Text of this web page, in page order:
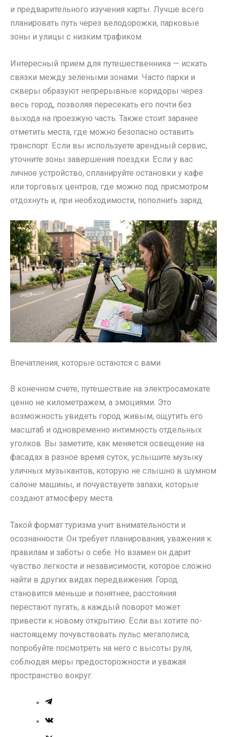
и предварительного изучения карты. Лучше всего
планировать путь через велодорожки, парковые
зоны и улицы с низким трафиком.
Интересный прием для путешественника — искать
связки между зелеными зонами. Часто парки и
скверы образуют непрерывные коридоры через
весь город, позволяя пересекать его почти без
выхода на проезжую часть. Также стоит заранее
отметить места, где можно безопасно оставить
транспорт. Если вы используете арендный сервис,
уточните зоны завершения поездки. Если у вас
личное устройство, спланируйте остановки у кафе
или торговых центров, где можно под присмотром
отдохнуть и, при необходимости, пополнить заряд.
Впечатления, которые остаются с вами
В конечном счете, путешествие на электросамокате
ценно не километражем, а эмоциями. Это
возможность увидеть город живым, ощутить его
масштаб и одновременно интимность отдельных
уголков. Вы заметите, как меняется освещение на
фасадах в разное время суток, услышите музыку
уличных музыкантов, которую не слышно в шумном
салоне машины, и почувствуете запахи, которые
создают атмосферу места.
Такой формат туризма учит внимательности и
осознанности. Он требует планирования, уважения к
правилам и заботы о себе. Но взамен он дарит
чувство легкости и независимости, которое сложно
найти в других видах передвижения. Город
становится меньше и понятнее, расстояния
перестают пугать, а каждый поворот может
привести к новому открытию. Если вы хотите по-
настоящему почувствовать пульс мегаполиса,
попробуйте посмотреть на него с высоты руля,
соблюдая меры предосторожности и уважая
пространство вокруг.